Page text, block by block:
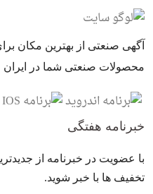
آگهی صنعتی از بهترین مکان
محصولات صنعتی شما در ایران
خبرنامه هفتگی
با عضویت در خبرنامه از
تخفیف ها با خبر شوید.